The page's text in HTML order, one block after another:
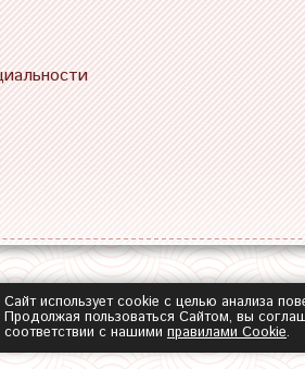
Сайт использует cookie с целью анализа
Продолжая пользоваться Сайтом, вы
соответствии с нашими правилами Сookie.